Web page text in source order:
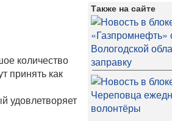
количество
принять как
удовлетворяет
Также на сайте
«Газпромнефть»
Вологодской
заправку
Череповца
волонтёры